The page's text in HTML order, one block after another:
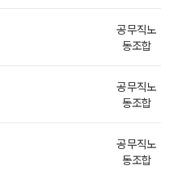
공무직노
동조합
공무직노
동조합
공무직노
동조합